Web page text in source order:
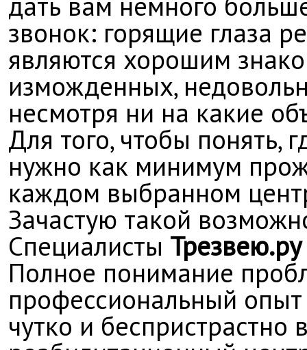
звонок: горящие глаза
являются хорошим
изможденных,
несмотря ни на какие
Для того, чтобы понять,
нужно как минимум
каждом выбранном
Зачастую такой
Специалисты Трезвею.ру
Полное понимание
профессиональный
чутко и